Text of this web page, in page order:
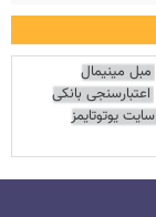
مبل مینیمال
اعتبارسنجی بانکی
سایت یوتوتایمز